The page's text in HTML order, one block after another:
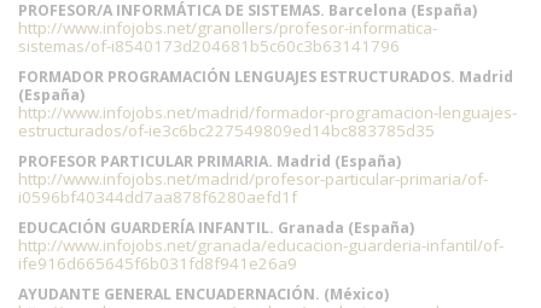
PROFESOR/A INFORMÁTICA DE SISTEMAS. Barcelona (España)
http://www.infojobs.net/granollers/profesor-informatica-
sistemas/of-i8540173d204681b5c60c3b63141796
FORMADOR PROGRAMACIÓN LENGUAJES ESTRUCTURADOS. Madrid
(España)
http://www.infojobs.net/madrid/formador-programacion-lenguajes-
estructurados/of-ie3c6bc227549809ed14bc883785d35
PROFESOR PARTICULAR PRIMARIA. Madrid (España)
http://www.infojobs.net/madrid/profesor-particular-primaria/of-
i0596bf40344dd7aa878f6280aefd1f
EDUCACIÓN GUARDERÍA INFANTIL. Granada (España)
http://www.infojobs.net/granada/educacion-guarderia-infantil/of-
ife916d665645f6b031fd8f941e26a9
AYUDANTE GENERAL ENCUADERNACIÓN. (México)